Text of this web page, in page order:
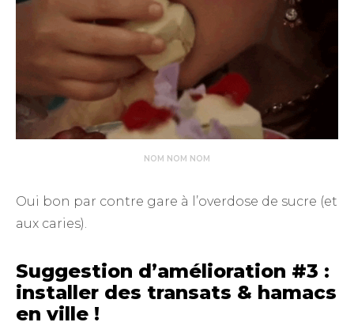
NOM NOM NOM
Oui bon par contre gare à l’overdose de sucre (et
aux caries).
Suggestion d’amélioration #3 :
installer des transats & hamacs
en ville !